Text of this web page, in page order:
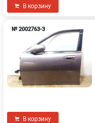
В корзину
№ 2002763-3
В корзину